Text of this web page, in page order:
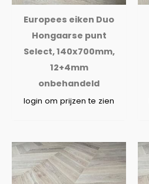
Europees eiken Duo
Hongaarse punt
Select, 140x700mm,
12+4mm
onbehandeld
login om prijzen te zien